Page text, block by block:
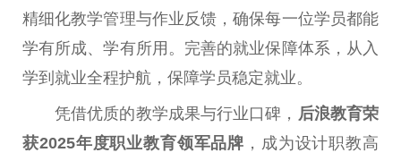
精细化教学管理与作业反馈，确保每一位学员都能
学有所成、学有所用。完善的就业保障体系，从入
学到就业全程护航，保障学员稳定就业。
凭借优质的教学成果与行业口碑， 后浪教育荣
获2025年度职业教育领军品牌 ，成为设计职教高